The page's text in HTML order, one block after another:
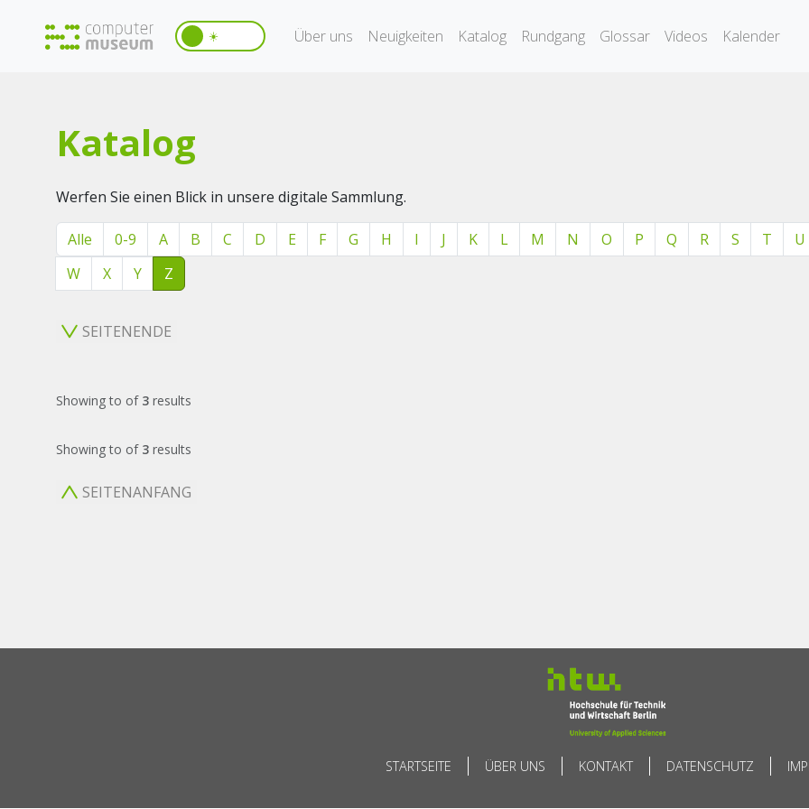
☀️ Über uns Neuigkeiten Katalog Rundgang Glossar Videos Kalender
Katalog
Werfen Sie einen Blick in unsere digitale Sammlung.
Alle 0-9 A B C D E F G H I J K L M N O P Q R S T U
W
X Y Z
SEITENENDE
Showingto of 3 results
Showingto of 3 results
SEITENANFANG
STARTSEITE ÜBER UNS KONTAKT DATENSCHUTZ